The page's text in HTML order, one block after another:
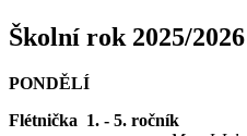
Školní rok 2025/2026
PONDĚLÍ
Flétnička